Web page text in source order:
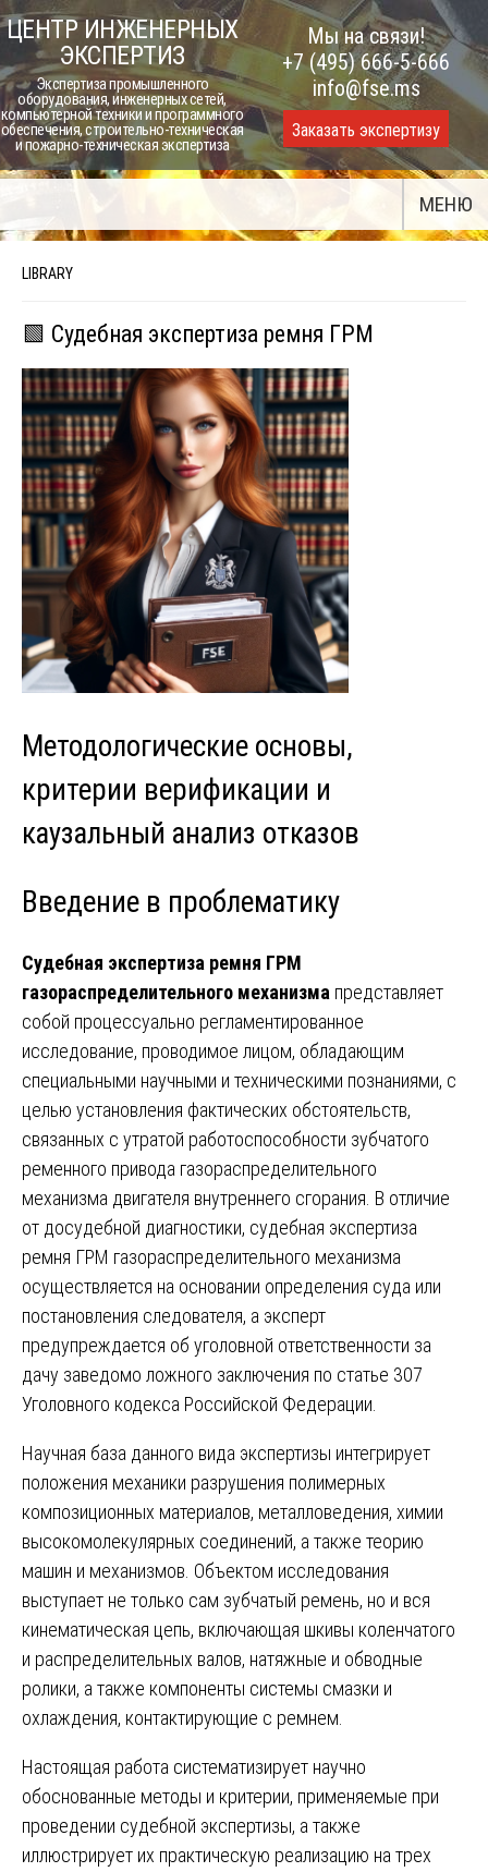
Skip
to
content
ЦЕНТР ИНЖЕНЕРНЫХ
ЭКСПЕРТИЗ
Экспертиза промышленного
оборудования, инженерных сетей,
компьютерной техники и программного
обеспечения, строительно-техническая
и пожарно-техническая экспертиза
Мы на связи!
+7 (495) 666-5-666
info@fse.ms
Заказать экспертизу
МЕНЮ
LIBRARY
🟩 Судебная экспертиза ремня ГРМ
Методологические основы,
критерии верификации и
каузальный анализ отказов
Введение в проблематику
Судебная экспертиза ремня ГРМ
газораспределительного механизма представляет
собой процессуально регламентированное
исследование, проводимое лицом, обладающим
специальными научными и техническими познаниями, с
целью установления фактических обстоятельств,
связанных с утратой работоспособности зубчатого
ременного привода газораспределительного
механизма двигателя внутреннего сгорания. В отличие
от досудебной диагностики, судебная экспертиза
ремня ГРМ газораспределительного механизма
осуществляется на основании определения суда или
постановления следователя, а эксперт
предупреждается об уголовной ответственности за
дачу заведомо ложного заключения по статье 307
Уголовного кодекса Российской Федерации.
Научная база данного вида экспертизы интегрирует
положения механики разрушения полимерных
композиционных материалов, металловедения, химии
высокомолекулярных соединений, а также теорию
машин и механизмов. Объектом исследования
выступает не только сам зубчатый ремень, но и вся
кинематическая цепь, включающая шкивы коленчатого
и распределительных валов, натяжные и обводные
ролики, а также компоненты системы смазки и
охлаждения, контактирующие с ремнем.
Настоящая работа систематизирует научно
обоснованные методы и критерии, применяемые при
проведении судебной экспертизы, а также
иллюстрирует их практическую реализацию на трех